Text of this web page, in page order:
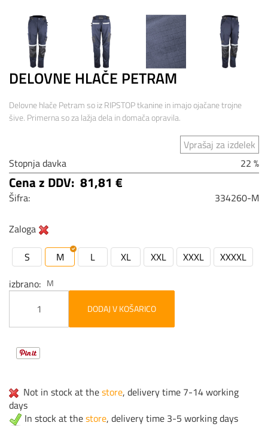
DELOVNE HLAČE PETRAM
Delovne hlače Petram so iz RIPSTOP tkanine in imajo ojačane trojne
šive. Primerna so za lažja dela in domača opravila.
Vprašaj za izdelek
Stopnja davka
22 %
Cena z DDV: 81,81 €
Šifra: 334260-M
Zaloga
S
M L XL XXL XXXL
XXXXL
izbrano
M
DODAJ V KOŠARICO
Not in stock at thestore, delivery time 7-14 working
days
In stock at thestore, delivery time 3-5 working days